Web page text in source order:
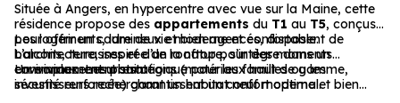
Située à Angers, en hypercentre avec vue sur la Maine, cette
résidence propose des appartements du T1 au T5, conçus
pour offrir un cadre de vie moderne et confortable.
L’architecture, inspirée de la nature, s’intègre dans un
environnement urbain.
Les logements, lumineux et bien agencés, disposent de
balcons, terrasses et d’un rooftop pour des moments
conviviaux. Les prestations (matériaux haut de gamme,
sécurité renforcée) garantissent un confort optimal.
Un emplacement stratégique pour les familles ou les
investisseurs recherchant un habitat neuf moderne et bien